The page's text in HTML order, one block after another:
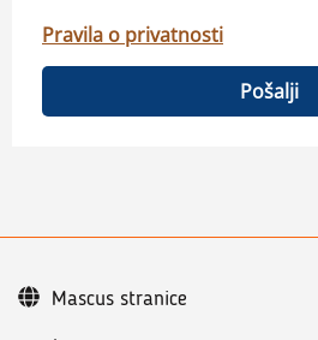
Pravila o privatnosti
Pošalji
Mascus stranice